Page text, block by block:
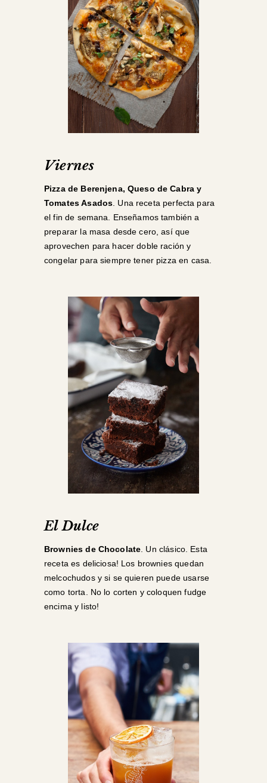
Viernes
Pizza de Berenjena, Queso de Cabra y
Tomates Asados . Una receta perfecta para
el fin de semana. Enseñamos también a
preparar la masa desde cero, así que
aprovechen para hacer doble ración y
congelar para siempre tener pizza en casa.
El Dulce
Brownies de Chocolate . Un clásico. Esta
receta es deliciosa! Los brownies quedan
melcochudos y si se quieren puede usarse
como torta. No lo corten y coloquen fudge
encima y listo!